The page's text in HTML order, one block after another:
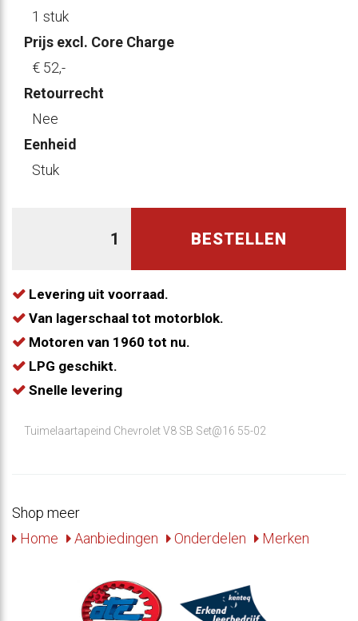
1 stuk
Prijs excl. Core Charge
€ 52,-
Retourrecht
Nee
Eenheid
Stuk
BESTELLEN
Levering uit voorraad.
Van lagerschaal tot motorblok.
Motoren van 1960 tot nu.
LPG geschikt.
Snelle levering
Tuimelaartapeind Chevrolet V8 SB Set@16 55-02
Shop meer
Home
Aanbiedingen Onderdelen Merken